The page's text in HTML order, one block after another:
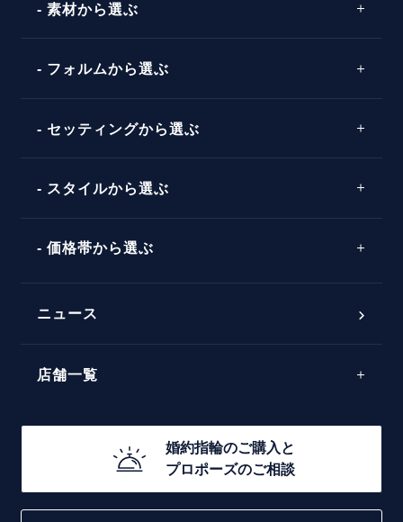
婚約指輪マッチング診断
タイミング
言葉
素材から選ぶ
プラチナ
コンビネーション
フォルムから選ぶ
ストレートライン
セッティングから選ぶ
ソリテール
ラインメレ
スタイルから選ぶ
シンプル
モード
エレガント
価格帯から選ぶ
30万円台～
20万円台～
10万円台～
ニュース
店舗一覧
函館店
婚約指輪のご購入と
プロポーズのご相談